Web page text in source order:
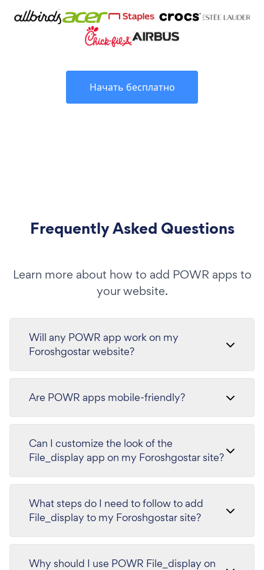
Начать бесплатно
Frequently Asked Questions
Learn more about how to add POWR apps to
your website.
Will any POWR app work on my
Foroshgostar website?
Are POWR apps mobile-friendly?
Can I customize the look of the
File_display app on my Foroshgostar site?
What steps do I need to follow to add
File_display to my Foroshgostar site?
Why should I use POWR File_display on